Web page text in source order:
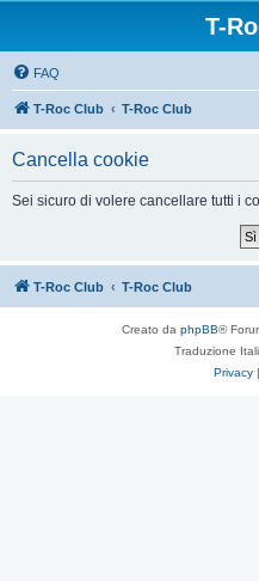
T-
FAQ
T-Roc Club T-Roc Club
Cancella cookie
Sei sicuro di volere cancellare tutti i
T-Roc Club T-Roc Club
Creato da phpBB®
Traduzione
Privacy |